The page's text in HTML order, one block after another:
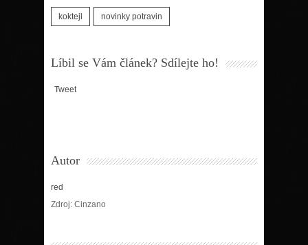
koktejl novinky potravin
Líbil se Vám článek? Sdílejte ho!
Tweet
Autor
red
Zdroj: Cinzano